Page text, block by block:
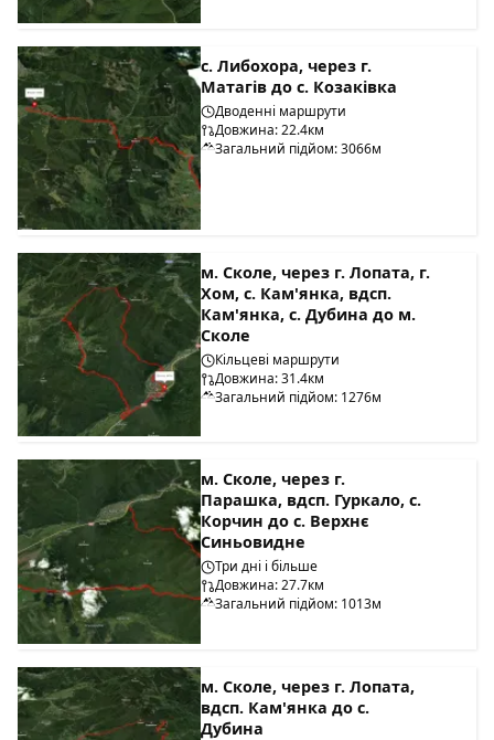
с. Либохора, через г.
Матагів до с. Козаківка
Дводенні маршрути
Довжина: 22.4км
Загальний підйом: 3066м
м. Сколе, через г. Лопата, г.
Хом, с. Кам'янка, вдсп.
Кам'янка, с. Дубина до м.
Сколе
Кільцеві маршрути
Довжина: 31.4км
Загальний підйом: 1276м
м. Сколе, через г.
Парашка, вдсп. Гуркало, с.
Корчин до с. Верхнє
Синьовидне
Три дні і більше
Довжина: 27.7км
Загальний підйом: 1013м
м. Сколе, через г. Лопата,
вдсп. Кам'янка до с.
Дубина